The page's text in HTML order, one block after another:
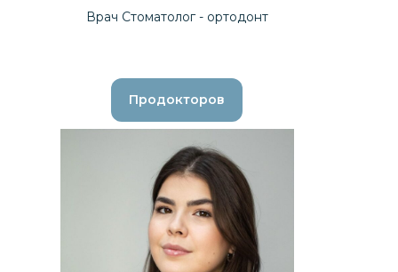
Врач Стоматолог - ортодонт
Продокторов